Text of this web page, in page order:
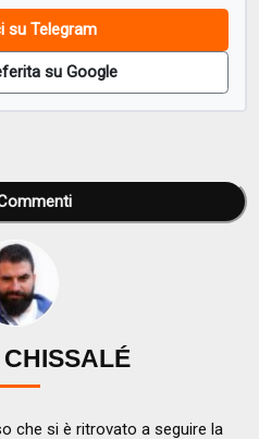
su Telegram
su Google
che si è ritrovato a seguire la